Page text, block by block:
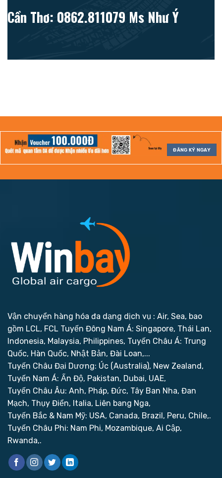
Cần Thơ: 0862.811079 Ms Như Ý
ĐĂNG KÝ NGAY
Vận chuyển hàng hóa đa dạng dịch vụ : Air, Sea, bao
gồm LCL, FCL Tuyến Đông Nam Á: Singapore, Thái Lan,
Indonesia, Malaysia, Philippines, Tuyến Châu Á: Trung
Quốc, Hàn Quốc, Nhật Bản, Đài Loan,...
Tuyến Châu Đại Dương: Úc (Australia), New Zealand,
Tuyến Nam Á: Ấn Độ, Pakistan, Dubai, UAE,
Tuyến Châu Âu: Anh, Pháp, Đức, Tây Ban Nha, Đan
Mạch, Thụy Điển, Italia, Liên bang Nga,
Tuyến Bắc & Nam Mỹ: USA, Canada, Brazil, Peru, Chile,.
Tuyến Châu Phi: Nam Phi, Mozambique, Ai Cập,
Rwanda,.